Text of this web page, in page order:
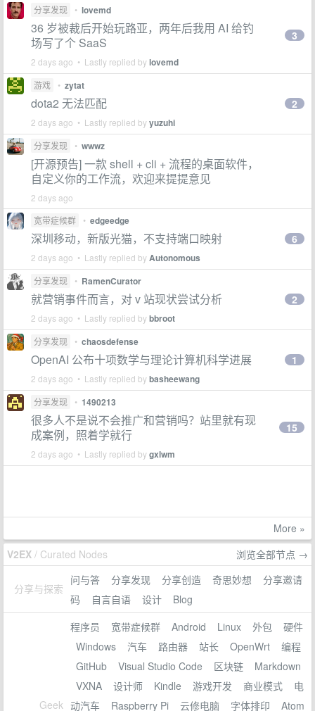
分享发现 • lovemd
36 岁被裁后开始玩路亚，两年后我用 AI 给钓
场写了个 SaaS
2 days ago • Lastly replied bylovemd
3
游戏 • zytat
dota2 无法匹配
2 days ago • Lastly replied byyuzuhi
2
分享发现 • wwwz
[开源预告] 一款 shell + cli + 流程的桌面软件，
自定义你的工作流，欢迎来提提意见
2 days ago
宽带症候群
• edgeedge
深圳移动，新版光猫，不支持端口映射
2 days ago • Lastly replied byAutonomous
6
分享发现 • RamenCurator
就营销事件而言，对 v 站现状尝试分析
2 days ago • Lastly replied bybbroot
2
分享发现 • chaosdefense
OpenAI 公布十项数学与理论计算机科学进展
2 days ago • Lastly replied bybasheewang
1
分享发现 • 1490213
很多人不是说不会推广和营销吗？站里就有现
成案例，照着学就行
2 days ago • Lastly replied bygxlwm
15
More »
V2EX / Curated Nodes 浏览全部节点 →
分享与探索
问与答 分享发现 分享创造 奇思妙想
分享邀请
码
自言自语 设计 Blog
Geek
程序员 宽带症候群 Android Linux 外包
硬件
Windows
汽车 路由器 站长 OpenWrt
编程
GitHub
Visual Studio Code 区块链
Markdown
VXNA
设计师 Kindle 游戏开发 商业模式
电
动汽车
Raspberry Pi 云修电脑 字体排印
Atom